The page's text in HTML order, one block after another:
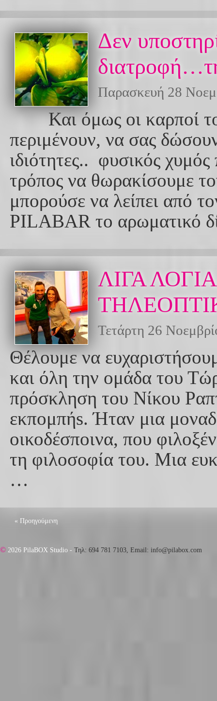
Δεν
Παρασκευή 28
Και όμως οι καρποί
περιμένουν, να σας
ιδιότητες.. φυσικός
τρόπος να θωρακίσουμε
μπορούσε να λείπει από
PILABAR το αρωματικό
ΛΙΓΑ
Τετάρτη 26
Θέλουμε να
και όλη την ομάδα του
πρόσκληση του Νίκου
εκπομπήs. Ήταν μια
οικοδέσποινα, που
τη φιλοσοφία του. Μια
…
« Προηγούμενη
© 2026 PilaBOX Studio - Τηλ: 694 781 7103, Email: info@pilabox.com